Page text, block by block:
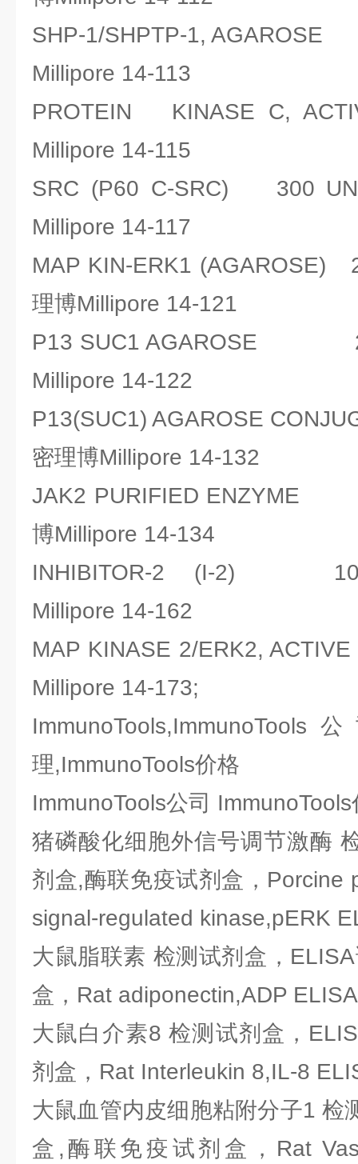
SHP-1/SHPTP-1, AGAROSE
Millipore 14-113
PROTEIN KINASE C,
Millipore 14-115
SRC (P60 C-SRC) 300
Millipore 14-117
MAP KIN-ERK1 (AGAROSE)
理博Millipore 14-121
P13 SUC1 AGAROSE
Millipore 14-122
P13(SUC1) AGAROSE
密理博Millipore 14-132
JAK2 PURIFIED ENZYME
博Millipore 14-134
INHIBITOR-2 (I-2)
Millipore 14-162
MAP KINASE 2/ERK2,
Millipore 14-173;
ImmunoTools,ImmunoTools
理,ImmunoTools价格
ImmunoTools公司
猪磷酸化细胞外信号调节激酶
剂盒,酶联免疫试剂盒，Porcine
signal-regulated kinase,pERK
大鼠脂联素 检测试剂盒，
盒，Rat adiponectin,ADP
大鼠白介素8 检测试剂盒，
剂盒，Rat Interleukin 8,IL-8
大鼠血管内皮细胞粘附分子1 检
盒,酶联免疫试剂盒，Rat